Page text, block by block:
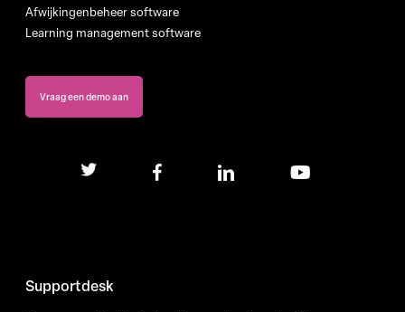
Afwijkingenbeheer software
Learning management software
Vraag een demo aan
twitter facebook linkedin youtube
Supportdesk